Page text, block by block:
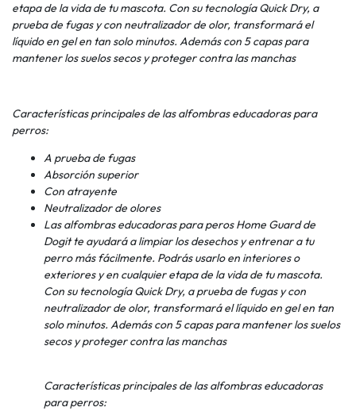
etapa de la vida de tu mascota. Con su tecnología Quick Dry, a
prueba de fugas y con neutralizador de olor, transformará el
líquido en gel en tan solo minutos. Además con 5 capas para
mantener los suelos secos y proteger contra las manchas
Características principales de las alfombras educadoras para
perros:
A prueba de fugas
Absorción superior
Con atrayente
Neutralizador de olores
Las alfombras educadoras para peros Home Guard de
Dogit te ayudará a limpiar los desechos y entrenar a tu
perro más fácilmente. Podrás usarlo en interiores o
exteriores y en cualquier etapa de la vida de tu mascota.
Con su tecnología Quick Dry, a prueba de fugas y con
neutralizador de olor, transformará el líquido en gel en tan
solo minutos. Además con 5 capas para mantener los suelos
secos y proteger contra las manchas
Características principales de las alfombras educadoras
para perros: